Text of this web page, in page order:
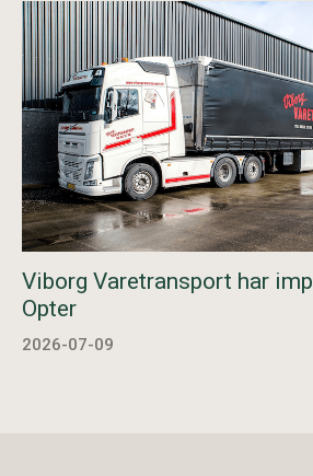
Viborg Varetransport har
Opter
2026-07-09